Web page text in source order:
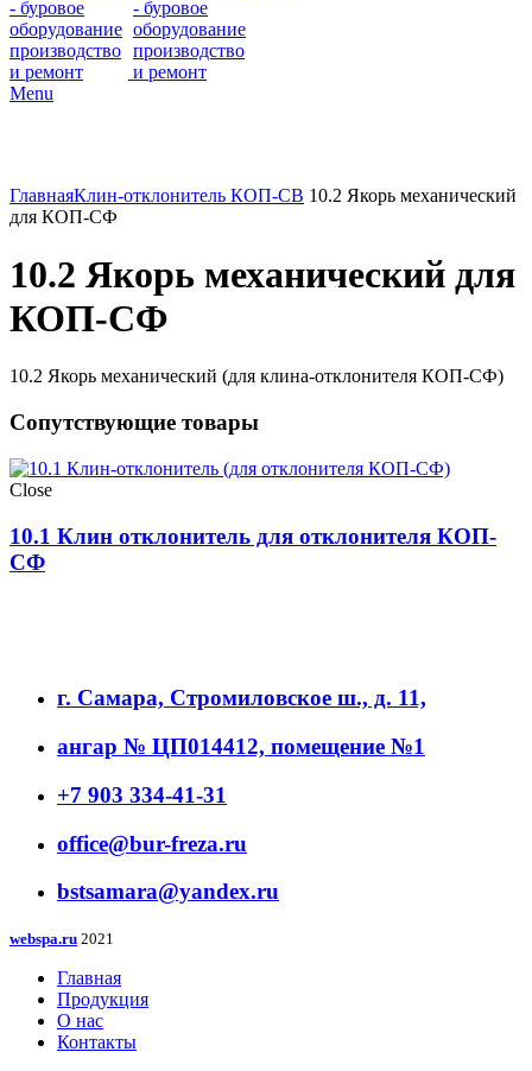
Menu
ГлавнаяКлин-отклонитель КОП-СВ 10.2 Якорь механический
для КОП-СФ
10.2 Якорь механический для
КОП-СФ
10.2 Якорь механический (для клина-отклонителя КОП-СФ)
Сопутствующие товары
Close
10.1 Клин отклонитель для отклонителя КОП-
СФ
г. Самара, Стромиловское ш., д. 11,
ангар № ЦП014412, помещение №1
+7 903 334-41-31
office@bur-freza.ru
bstsamara@yandex.ru
webspa.ru 2021
Главная
Продукция
О нас
Контакты